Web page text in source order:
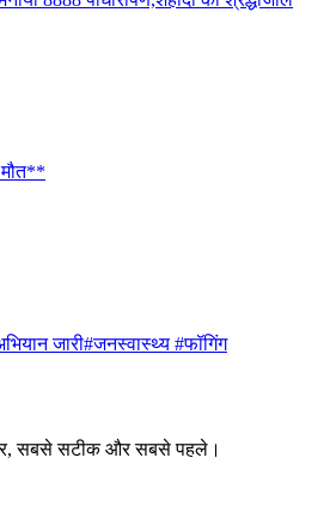
जारी#जनस्वास्थ्य #फॉगिंग
सबसे सटीक और सबसे पहले।